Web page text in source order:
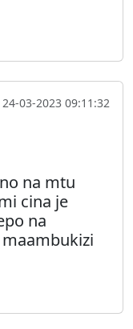
24-03-2023 09:11:32
na mtu
cina je
na